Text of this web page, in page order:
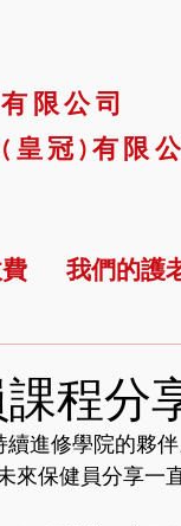
限公司
皇冠)有限公
我們的護
程分
續進修學院的夥
來保健員分享一